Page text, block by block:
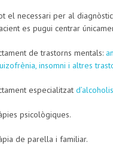
el necessari per al
es pugui centrar
de trastorns mentals:
insomni i altres
especialitzat
psicològiques.
de parella i familiar.